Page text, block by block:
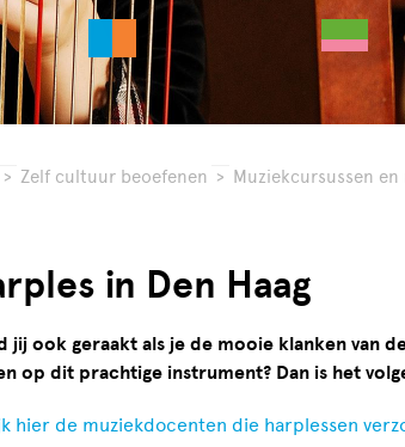
> Zelf cultuur beoefenen > Muziekcursussen
in Den Haag
jij ook geraakt als je de mooie klanken van
op dit prachtige instrument? Dan is het
hier de muziekdocenten die harplessen